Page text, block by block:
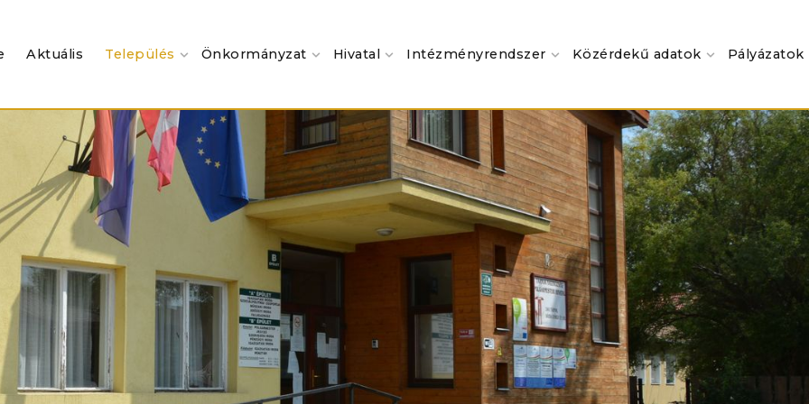
Aktuális Település Önkormányzat Hivatal Intézményrendszer Közérdekű adatok Pályázatok